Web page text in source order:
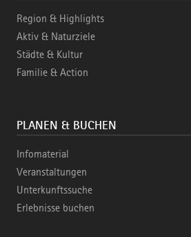
Region & Highlights
Aktiv & Naturziele
Städte & Kultur
Familie & Action
PLANEN & BUCHEN
Infomaterial
Veranstaltungen
Unterkunftssuche
Erlebnisse buchen